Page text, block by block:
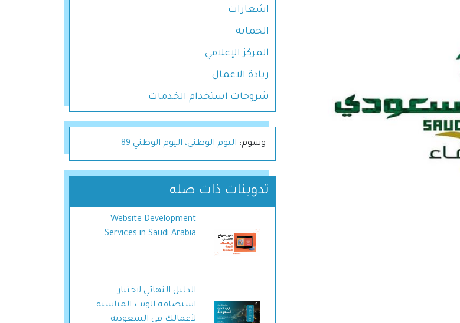
اشعارات
الحماية
المركز الإعلامي
ريادة الاعمال
شروحات استخدام الخدمات
وسوم: اليوم الوطني، اليوم الوطني 89
تدوينات ذات صله
Website Development
Services in Saudi Arabia
الدليل النهائي لاختيار
استضافة الويب المناسبة
لأعمالك في السعودية